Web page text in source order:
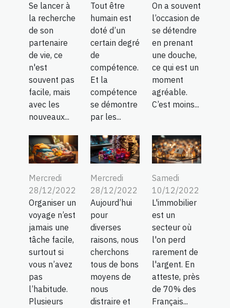
Se lancer à
la recherche
de son
partenaire
de vie, ce
n'est
souvent pas
facile, mais
avec les
nouveaux...
Tout être
humain est
doté d’un
certain degré
de
compétence.
Et la
compétence
se démontre
par les...
On a souvent
l’occasion de
se détendre
en prenant
une douche,
ce qui est un
moment
agréable.
C’est moins...
Mercredi
28/12/2022
Organiser un
voyage n’est
jamais une
tâche facile,
surtout si
vous n’avez
pas
l’habitude.
Plusieurs
Mercredi
28/12/2022
Aujourd’hui
pour
diverses
raisons, nous
cherchons
tous de bons
moyens de
nous
distraire et
Samedi
10/12/2022
L'immobilier
est un
secteur où
l'on perd
rarement de
l'argent. En
atteste, près
de 70% des
Français...